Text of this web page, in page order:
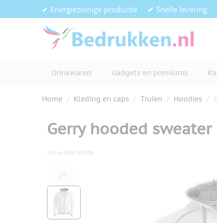
Ga naar de inhoud✔ Energiezuinige productie ✔ Snelle levering
Drinkwaren Gadgets en premiums
Home / Kleding en caps / Truien / Hoodies /
Gerry hooded sweater
Art.nr.NW-100105
View larger image